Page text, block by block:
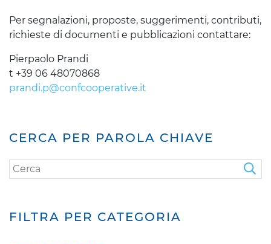
Per segnalazioni, proposte, suggerimenti, contributi,
richieste di documenti e pubblicazioni contattare:
Pierpaolo Prandi
t +39 06 48070868
prandi.p@confcooperative.it
CERCA PER PAROLA CHIAVE
FILTRA PER CATEGORIA